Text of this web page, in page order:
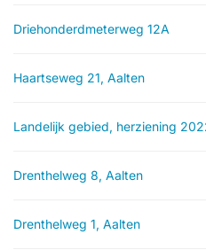
Driehonderdmeterweg 12A
Haartseweg 21, Aalten
Landelijk gebied, herziening
Drenthelweg 8, Aalten
Drenthelweg 1, Aalten